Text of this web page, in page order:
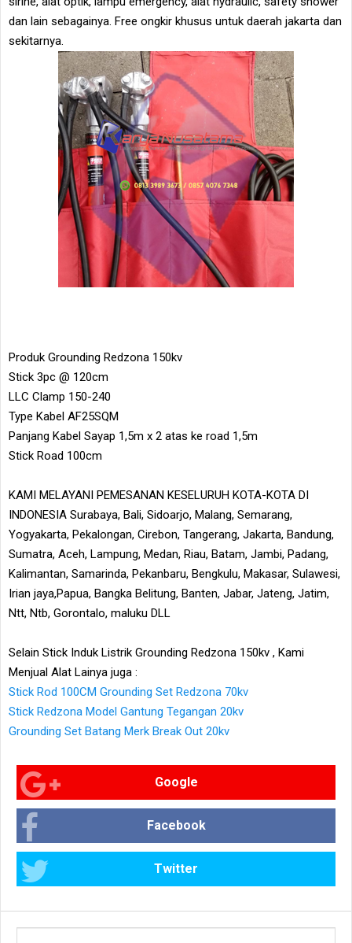
dan lain sebagainya. Free ongkir khusus untuk daerah jakarta dan
sekitarnya.
Produk Grounding Redzona 150kv
Stick 3pc @ 120cm
LLC Clamp 150-240
Type Kabel AF25SQM
Panjang Kabel Sayap 1,5m x 2 atas ke road 1,5m
Stick Road 100cm
KAMI MELAYANI PEMESANAN KESELURUH KOTA-KOTA DI
INDONESIA Surabaya, Bali, Sidoarjo, Malang, Semarang,
Yogyakarta, Pekalongan, Cirebon, Tangerang, Jakarta, Bandung,
Sumatra, Aceh, Lampung, Medan, Riau, Batam, Jambi, Padang,
Kalimantan, Samarinda, Pekanbaru, Bengkulu, Makasar, Sulawesi,
Irian jaya,Papua, Bangka Belitung, Banten, Jabar, Jateng, Jatim,
Ntt, Ntb, Gorontalo, maluku DLL
Selain Stick Induk Listrik Grounding Redzona 150kv , Kami
Menjual Alat Lainya juga :
Stick Rod 100CM Grounding Set Redzona 70kv
Stick Redzona Model Gantung Tegangan 20kv
Grounding Set Batang Merk Break Out 20kv
Google
Facebook
Twitter